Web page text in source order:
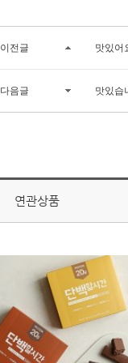
이전글 맛있어
다음글 맛있습
연관상품